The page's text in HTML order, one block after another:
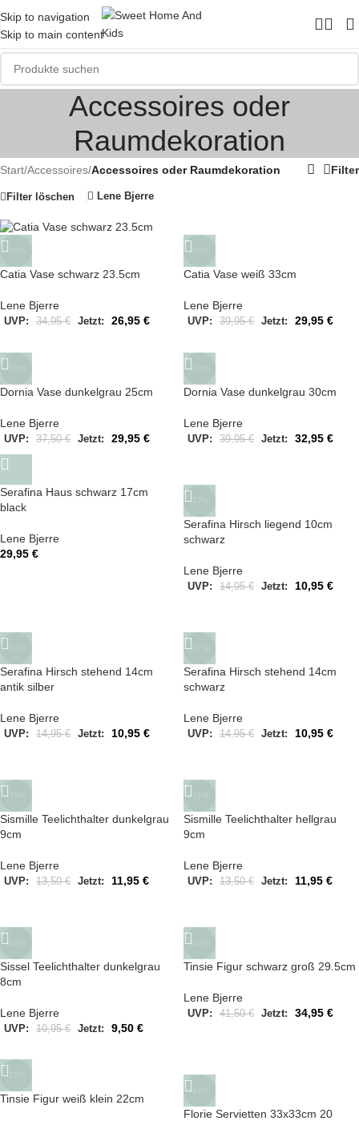
Skip to navigation
Skip to main content
Accessoires oder
Raumdekoration
Start/Accessoires/Accessoires oder Raumdekoration Filter
Filter löschen Lene Bjerre
-23%
Catia Vase schwarz 23.5cm
Lene Bjerre
UVP: 34,95€ Jetzt: 26,95 €
-25%
Catia Vase weiß 33cm
Lene Bjerre
UVP: 39,95€ Jetzt: 29,95 €
-20%
Dornia Vase dunkelgrau 25cm
Lene Bjerre
UVP: 37,50€ Jetzt: 29,95 €
-18%
Dornia Vase dunkelgrau 30cm
Lene Bjerre
UVP: 39,95€ Jetzt: 32,95 €
Serafina Haus schwarz 17cm
black
Lene Bjerre
29,95 €
-27%
Serafina Hirsch liegend 10cm
schwarz
Lene Bjerre
UVP: 14,95€ Jetzt: 10,95 €
-27%
Serafina Hirsch stehend 14cm
antik silber
Lene Bjerre
UVP: 14,95€ Jetzt: 10,95 €
-27%
Serafina Hirsch stehend 14cm
schwarz
Lene Bjerre
UVP: 14,95€ Jetzt: 10,95 €
-11%
Sismille Teelichthalter dunkelgrau
9cm
Lene Bjerre
UVP: 13,50€ Jetzt: 11,95 €
-11%
Sismille Teelichthalter hellgrau
9cm
Lene Bjerre
UVP: 13,50€ Jetzt: 11,95 €
-13%
Sissel Teelichthalter dunkelgrau
8cm
Lene Bjerre
UVP: 10,95€ Jetzt: 9,50 €
-16%
Tinsie Figur schwarz groß 29.5cm
Lene Bjerre
UVP: 41,50€ Jetzt: 34,95 €
-12%
Tinsie Figur weiß klein 22cm
-24%
Florie Servietten 33x33cm 20